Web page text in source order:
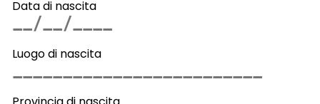
Data di nascita
Luogo di nascita